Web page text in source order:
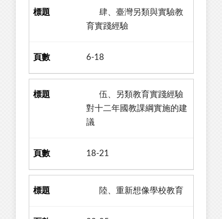
肆、臺灣另類與實驗教
育實踐經驗
6-18
伍、另類教育實踐經驗
對十二年國教課綱實施的建
議
18-21
陸、重新想像學校教育